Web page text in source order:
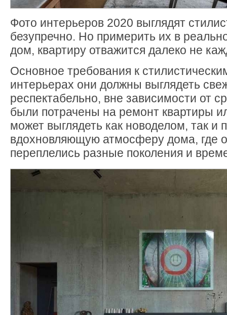
Фото интерьеров 2020 выглядят
безупречно. Но примерить их в
дом, квартиру отважится далеко не
Основное требования к
интерьерах они должны выглядеть
респектабельно, вне зависимости от
были потрачены на ремонт квартиры
может выглядеть как новоделом, так и
вдохновляющую атмосферу дома, где
переплелись разные поколения и